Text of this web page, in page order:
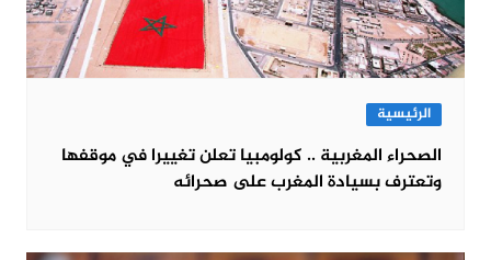
الرئيسية
الصحراء المغربية .. كولومبيا تعلن تغييرا في موقفها
وتعترف بسيادة المغرب على صحرائه